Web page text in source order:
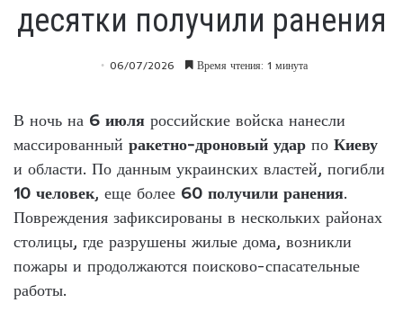
десятки получили ранения
06/07/2026 Время чтения: 1 минута
В ночь на 6 июля российские войска нанесли
массированный ракетно-дроновый удар по Киеву
и области. По данным украинских властей, погибли
10 человек, еще более 60 получили ранения.
Повреждения зафиксированы в нескольких районах
столицы, где разрушены жилые дома, возникли
пожары и продолжаются поисково-спасательные
работы.